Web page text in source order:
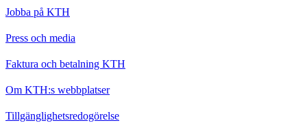
Jobba på KTH
Press och media
Faktura och betalning KTH
Om KTH:s webbplatser
Tillgänglighetsredogörelse